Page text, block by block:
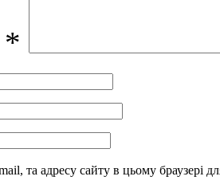
*
та адресу сайту в цьому браузері